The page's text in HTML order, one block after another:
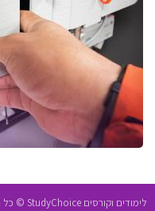
לימודים וקורסים StudyChoice © כל הזכויות שמורות 2026